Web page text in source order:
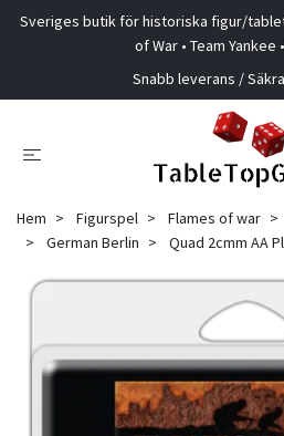
Sveriges butik för historiska figur/
of War • Team Yankee
Snabb leverans /
Hem Figurspel Flames of war
German Berlin
Quad 2cmm AA